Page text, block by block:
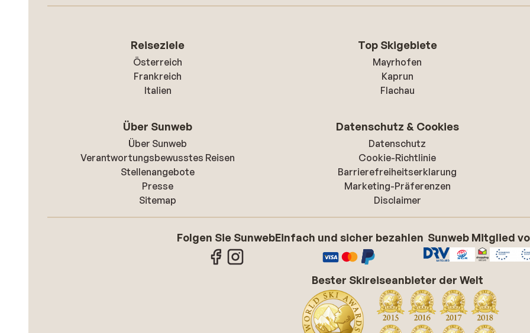
Reiseziele
Österreich
Frankreich
Italien
Top Skigebiete
Mayrhofen
Kaprun
Flachau
Über Sunweb
Über Sunweb
Verantwortungsbewusstes Reisen
Stellenangebote
Presse
Sitemap
Datenschutz & Cookies
Datenschutz
Cookie-Richtlinie
Barrierefreiheitserklarung
Marketing-Präferenzen
Disclaimer
Folgen Sie SunwebEinfach und sicher bezahlen Sunweb Mitglied
Bester Skireiseanbieter der Welt